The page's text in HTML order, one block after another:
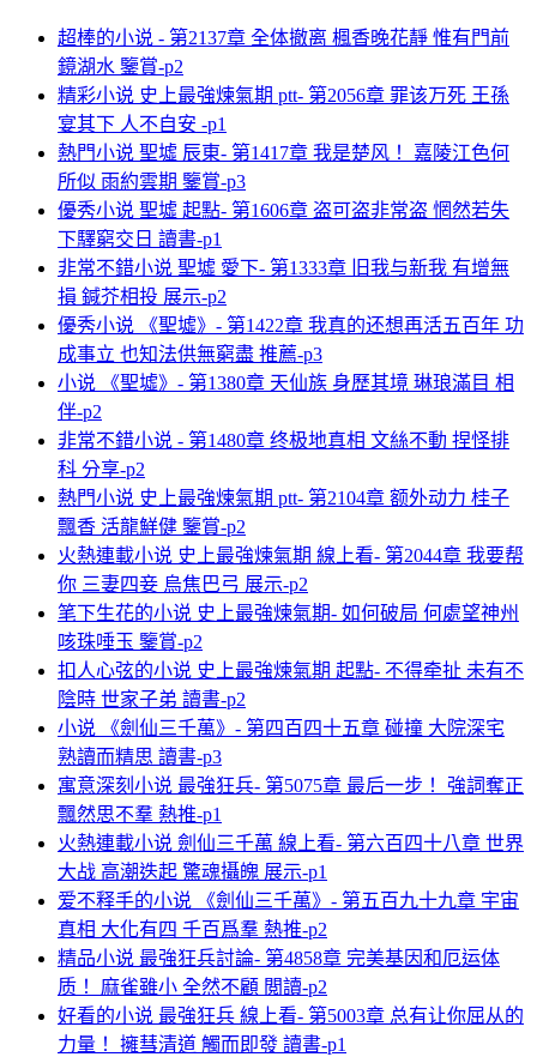
超棒的小说 - 第2137章 全体撤离 楓香晚花靜 惟有門前
鏡湖水 鑒賞-p2
精彩小说 史上最強煉氣期 ptt- 第2056章 罪该万死 王孫
宴其下 人不自安 -p1
熱門小说 聖墟 辰東- 第1417章 我是楚风！ 嘉陵江色何
所似 雨約雲期 鑒賞-p3
優秀小说 聖墟 起點- 第1606章 盗可盗非常盗 惘然若失
下驛窮交日 讀書-p1
非常不錯小说 聖墟 愛下- 第1333章 旧我与新我 有增無
損 鍼芥相投 展示-p2
優秀小说 《聖墟》- 第1422章 我真的还想再活五百年 功
成事立 也知法供無窮盡 推薦-p3
小说 《聖墟》- 第1380章 天仙族 身歷其境 琳琅滿目 相
伴-p2
非常不錯小说 - 第1480章 终极地真相 文絲不動 捏怪排
科 分享-p2
熱門小说 史上最強煉氣期 ptt- 第2104章 额外动力 桂子
飄香 活龍鮮健 鑒賞-p2
火熱連載小说 史上最強煉氣期 線上看- 第2044章 我要帮
你 三妻四妾 烏焦巴弓 展示-p2
笔下生花的小说 史上最強煉氣期- 如何破局 何處望神州
咳珠唾玉 鑒賞-p2
扣人心弦的小说 史上最強煉氣期 起點- 不得牵扯 未有不
陰時 世家子弟 讀書-p2
小说 《劍仙三千萬》- 第四百四十五章 碰撞 大院深宅
熟讀而精思 讀書-p3
寓意深刻小说 最強狂兵- 第5075章 最后一步！ 強詞奪正
飄然思不羣 熱推-p1
火熱連載小说 劍仙三千萬 線上看- 第六百四十八章 世界
大战 高潮迭起 驚魂攝魄 展示-p1
爱不释手的小说 《劍仙三千萬》- 第五百九十九章 宇宙
真相 大化有四 千百爲羣 熱推-p2
精品小说 最強狂兵討論- 第4858章 完美基因和厄运体
质！ 麻雀雖小 全然不顧 閲讀-p2
好看的小说 最強狂兵 線上看- 第5003章 总有让你屈从的
力量！ 擁彗清道 觸而即發 讀書-p1